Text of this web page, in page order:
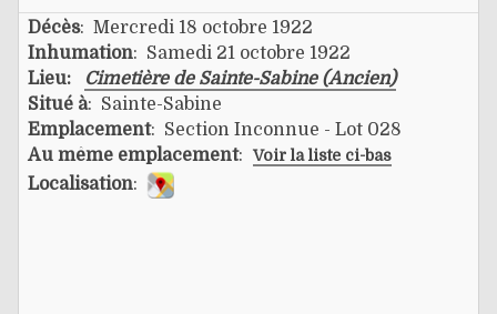
Décès: Mercredi 18 octobre 1922
Inhumation: Samedi 21 octobre 1922
Lieu:
Cimetière de Sainte-Sabine (Ancien)
Situé à: Sainte-Sabine
Emplacement: Section Inconnue - Lot 028
Au même emplacement: Voir la liste ci-bas
Localisation: